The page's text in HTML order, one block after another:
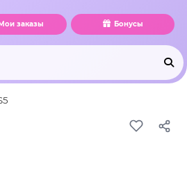
заказы Бонусы